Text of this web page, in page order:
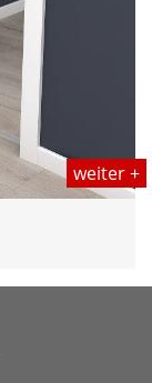
weiter +